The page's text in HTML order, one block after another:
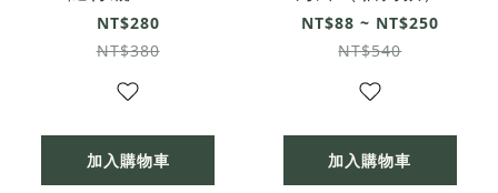
NT$280
NT$380
加入購物車
NT$88 ~ NT$250
NT$540
加入購物車